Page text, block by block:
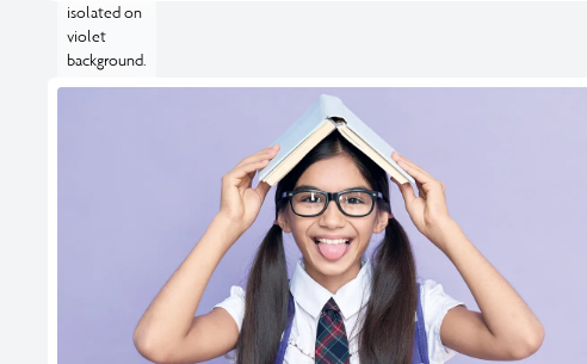
isolated on
violet
background.